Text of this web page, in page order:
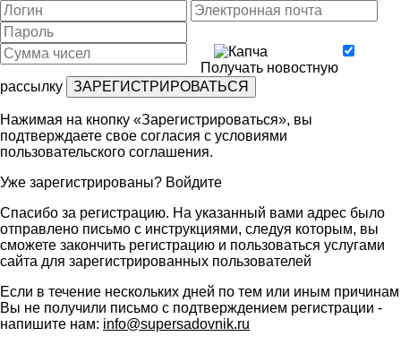
Получать новостную
рассылку
Нажимая на кнопку «Зарегистрироваться», вы
подтверждаете свое согласия с условиями
пользовательского соглашения.
Уже зарегистрированы? Войдите
Спасибо за регистрацию. На указанный вами адрес было
отправлено письмо с инструкциями, следуя которым, вы
сможете закончить регистрацию и пользоваться услугами
сайта для зарегистрированных пользователей
Если в течение нескольких дней по тем или иным причинам
Вы не получили письмо с подтверждением регистрации -
напишите нам: info@supersadovnik.ru